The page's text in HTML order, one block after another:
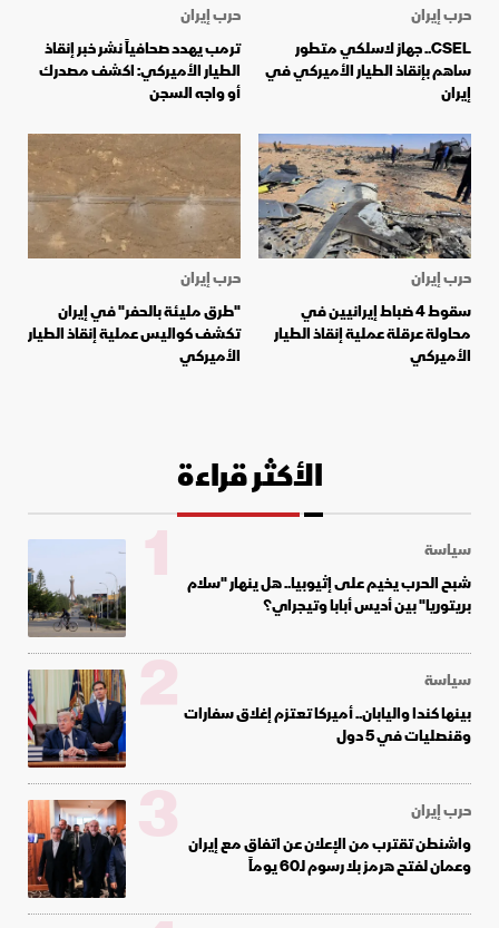
حرب إيران
CSEL.. جهاز لاسلكي متطور
ساهم بإنقاذ الطيار الأميركي في
إيران
حرب إيران
ترمب يهدد صحافياً نشر خبر إنقاذ
الطيار الأميركي: اكشف مصدرك
أو واجه السجن
حرب إيران
سقوط 4 ضباط إيرانيين في
محاولة عرقلة عملية إنقاذ الطيار
الأميركي
حرب إيران
"طرق مليئة بالحفر" في إيران
تكشف كواليس عملية إنقاذ الطيار
الأميركي
الأكثر قراءة
سياسة
شبح الحرب يخيم على إثيوبيا.. هل ينهار "سلام
بريتوريا" بين أديس أبابا وتيجراي؟
1
سياسة
بينها كندا واليابان.. أميركا تعتزم إغلاق سفارات
وقنصليات في 5 دول
2
حرب إيران
واشنطن تقترب من الإعلان عن اتفاق مع إيران
وعمان لفتح هرمز بلا رسوم لـ60 يوماً
3